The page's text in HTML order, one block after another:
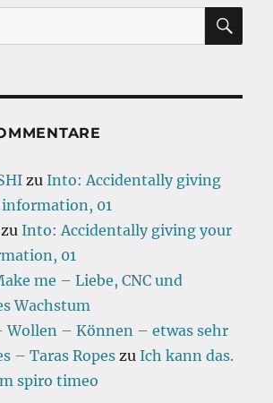
zuInto: Accidentally giving
01
zuInto: Accidentally giving your
01
me – Liebe, CNC und
Wachstum
Wollen – Können – etwas sehr
– Taras Ropes zuIch kann das.
spiro timeo